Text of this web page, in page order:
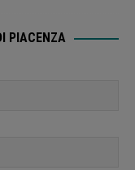
PIACENZA